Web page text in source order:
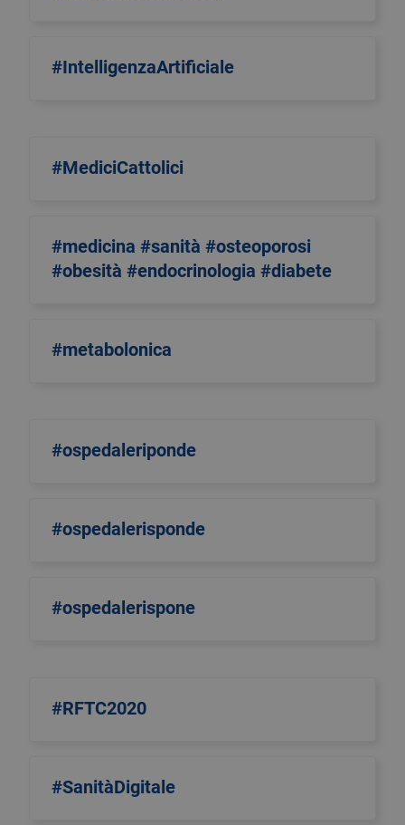
#IntelligenzaArtificiale
#MediciCattolici
#medicina #sanità #osteoporosi
#obesità #endocrinologia #diabete
#metabolonica
#ospedaleriponde
#ospedalerisponde
#ospedalerispone
#RFTC2020
#SanitàDigitale